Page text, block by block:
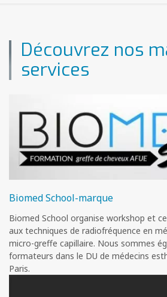
Découvrez nos
services
Biomed School-marque
Biomed School organise workshop et
aux techniques de radiofréquence en
micro-greffe capillaire. Nous sommes
formateurs dans le DU de médecins
Paris.